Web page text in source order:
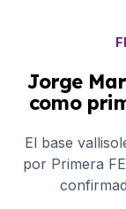
Jorge
como
El base
por Primera